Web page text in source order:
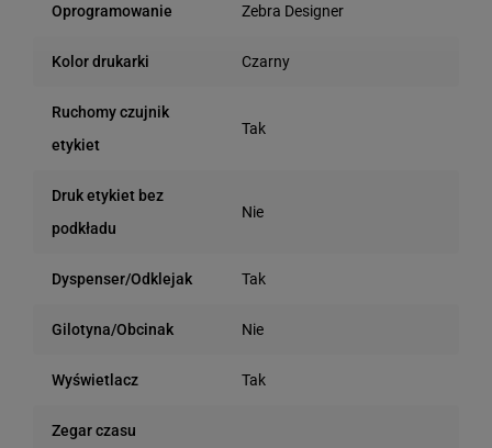
Oprogramowanie Zebra Designer
Kolor drukarki Czarny
Ruchomy czujnik
etykiet
Tak
Druk etykiet bez
podkładu
Nie
Dyspenser/Odklejak Tak
Gilotyna/Obcinak Nie
Wyświetlacz Tak
Zegar czasu